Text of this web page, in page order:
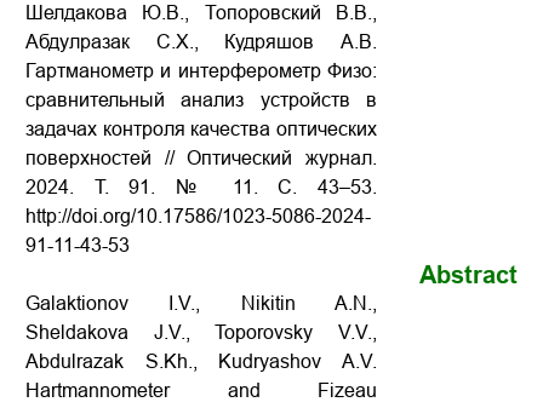
Шелдакова Ю.В., Топоровский В.В.,
Абдулразак С.Х., Кудряшов А.В.
Гартманометр и интерферометр Физо:
сравнительный анализ устройств в
задачах контроля качества оптических
поверхностей // Оптический журнал.
2024. Т. 91. № 11. С. 43–53.
http://doi.org/10.17586/1023-5086-2024-
91-11-43-53
Galaktionov I.V., Nikitin A.N.,
Sheldakova J.V., Toporovsky V.V.,
Abdulrazak S.Kh., Kudryashov A.V.
Hartmannometer and Fizeau
Abstract